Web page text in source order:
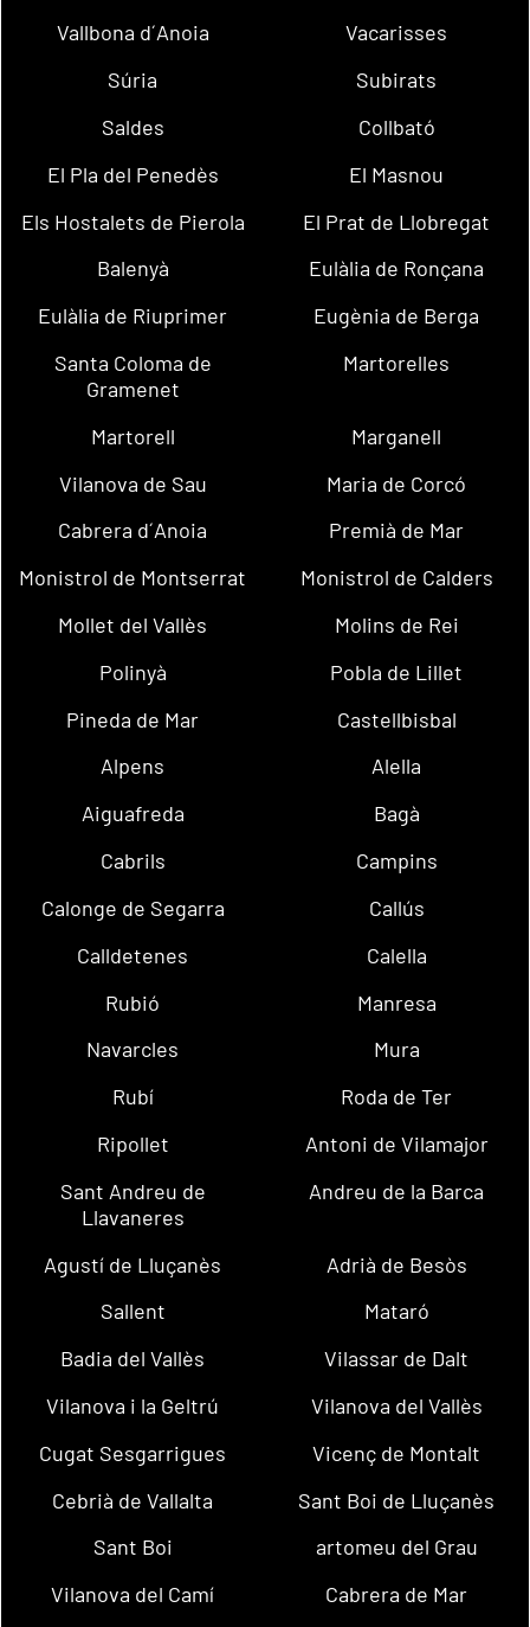
Vallbona d´Anoia
Vacarisses
Súria
Subirats
Saldes
Collbató
El Pla del Penedès
El Masnou
Els Hostalets de Pierola
El Prat de Llobregat
Balenyà
Eulàlia de Ronçana
Eulàlia de Riuprimer
Eugènia de Berga
Santa Coloma de
Gramenet
Martorelles
Martorell
Marganell
Vilanova de Sau
Maria de Corcó
Cabrera d´Anoia
Premià de Mar
Monistrol de Montserrat
Monistrol de Calders
Mollet del Vallès
Molins de Rei
Polinyà
Pobla de Lillet
Pineda de Mar
Castellbisbal
Alpens
Alella
Aiguafreda
Bagà
Cabrils
Campins
Calonge de Segarra
Callús
Calldetenes
Calella
Rubió
Manresa
Navarcles
Mura
Rubí
Roda de Ter
Ripollet
Antoni de Vilamajor
Sant Andreu de
Llavaneres
Andreu de la Barca
Agustí de Lluçanès
Adrià de Besòs
Sallent
Mataró
Badia del Vallès
Vilassar de Dalt
Vilanova i la Geltrú
Vilanova del Vallès
Cugat Sesgarrigues
Vicenç de Montalt
Cebrià de Vallalta
Sant Boi de Lluçanès
Sant Boi
artomeu del Grau
Vilanova del Camí
Cabrera de Mar